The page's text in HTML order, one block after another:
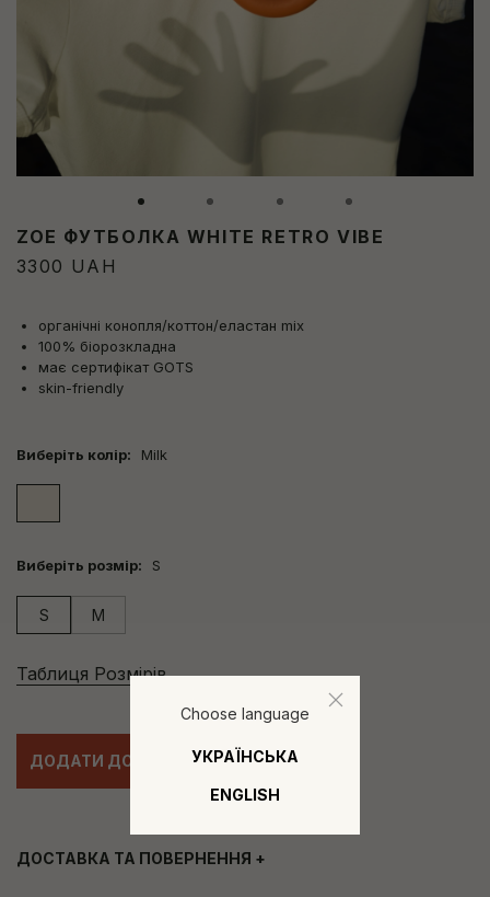
ZOE ФУТБОЛКА WHITE RETRO VIBE
3300 UAH
органічні конопля/коттон/еластан mix
100% біорозкладна
має сертифікат GOTS
skin-friendly
Виберіть колір: Milk
Виберіть розмір: S
S M
Таблиця Розмірів
ДОДАТИ ДО КОШИКА
ДОСТАВКА ТА ПОВЕРНЕННЯ +
Choose language
УКРАЇНСЬКА
ENGLISH